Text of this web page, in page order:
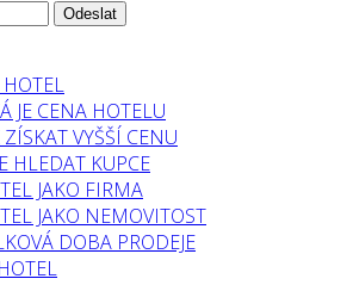
JE CENA HOTELU
ZÍSKAT VYŠŠÍ CENU
HLEDAT KUPCE
JAKO FIRMA
JAKO NEMOVITOST
DOBA PRODEJE